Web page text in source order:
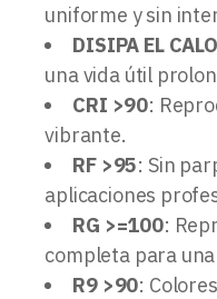
uniforme y sin
DISIPA EL
una vida útil
CRI >90:
vibrante.
RF >95: Sin
aplicaciones
RG >=100:
completa para
R9 >90: